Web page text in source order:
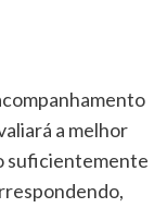
a melhor
suficientemente